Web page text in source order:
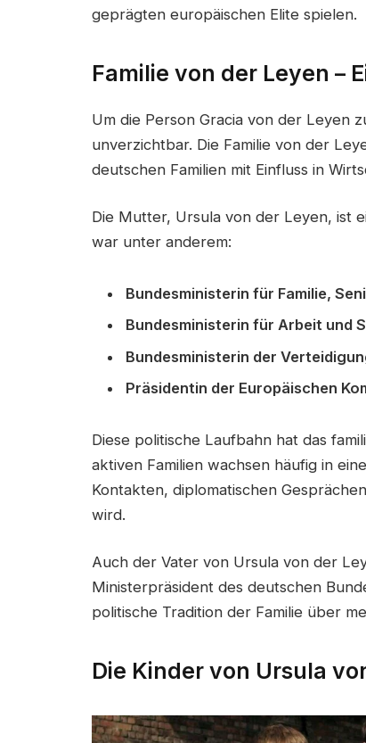
geprägten europäischen Elite spielen.
Familie von der Leyen –
Um die Person Gracia von der Leyen
unverzichtbar. Die Familie von der
deutschen Familien mit Einfluss in
Die Mutter, Ursula von der Leyen, ist
war unter anderem:
Bundesministerin für Familie,
Bundesministerin für Arbeit und
Bundesministerin der
Präsidentin der Europäischen
Diese politische Laufbahn hat das
aktiven Familien wachsen häufig in
Kontakten, diplomatischen
wird.
Auch der Vater von Ursula von der
Ministerpräsident des deutschen
politische Tradition der Familie über
Die Kinder von Ursula